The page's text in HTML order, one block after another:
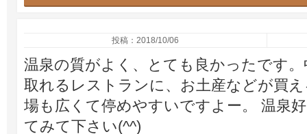
投稿：2018/10/06
温泉の質がよく、とても良かったです
取れるレストランに、お土産などが買
場も広くて停めやすいですよー。 温泉
てみて下さい(^^)